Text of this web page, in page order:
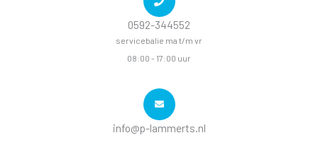
0592-344552
servicebalie ma t/m vr
08:00 - 17:00 uur
info@p-lammerts.nl